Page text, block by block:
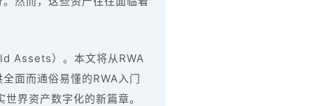
Assets）。本文将从RWA
面而通俗易懂的RWA入门
界资产数字化的新篇章。